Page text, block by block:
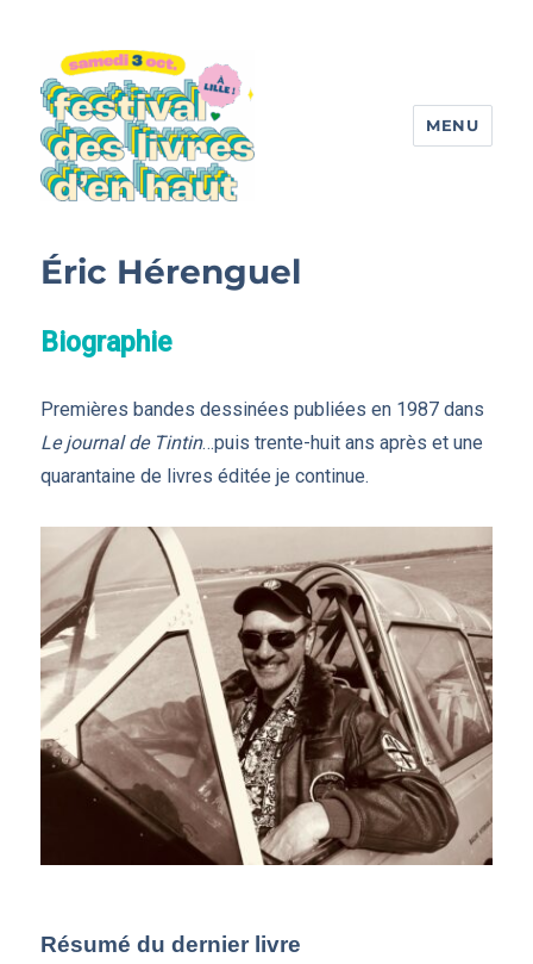
MENU
Éric Hérenguel
Biographie
Premières bandes dessinées publiées en 1987 dans
Le journal de Tintin…puis trente-huit ans après et une
quarantaine de livres éditée je continue.
Résumé du dernier livre